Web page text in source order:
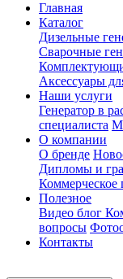
Главная
Каталог
Дизельные
Сварочные
Аксессуары
Наши услуги
Генератор в
специалиста
О компании
О бренде
Дипломы и
Коммерческое
Полезное
Видео блог
вопросы
Контакты